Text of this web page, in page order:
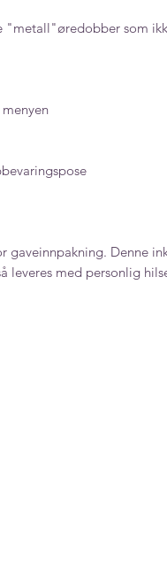
"metall"øredobber som
gaveinnpakning. Denne
leveres med personlig